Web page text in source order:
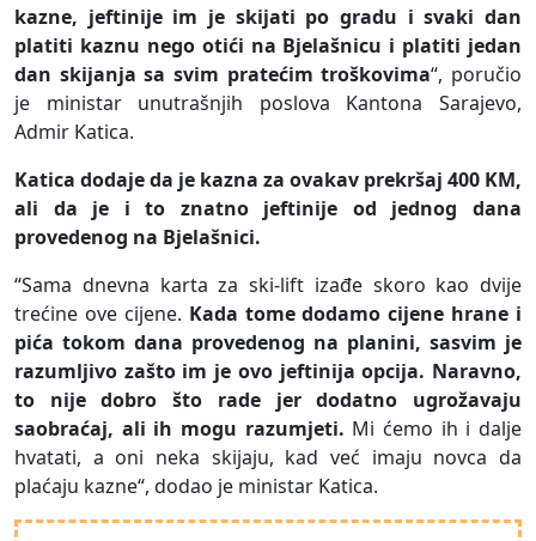
kazne, jeftinije im je skijati po gradu i svaki dan
platiti kaznu nego otići na Bjelašnicu i platiti jedan
dan skijanja sa svim pratećim troškovima“, poručio
je ministar unutrašnjih poslova Kantona Sarajevo,
Admir Katica.
Katica dodaje da je kazna za ovakav prekršaj 400 KM,
ali da je i to znatno jeftinije od jednog dana
provedenog na Bjelašnici.
“Sama dnevna karta za ski-lift izađe skoro kao dvije
trećine ove cijene. Kada tome dodamo cijene hrane i
pića tokom dana provedenog na planini, sasvim je
razumljivo zašto im je ovo jeftinija opcija. Naravno,
to nije dobro što rade jer dodatno ugrožavaju
saobraćaj, ali ih mogu razumjeti. Mi ćemo ih i dalje
hvatati, a oni neka skijaju, kad već imaju novca da
plaćaju kazne“, dodao je ministar Katica.